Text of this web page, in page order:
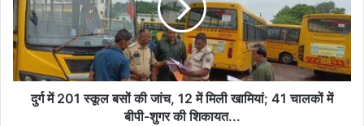
बसों
की
जांच,
12
में
दुर्ग में 201 स्कूल बसों की जांच, 12 में मिली खामियां; 41 चालकों में
बीपी-शुगर की शिकायत...